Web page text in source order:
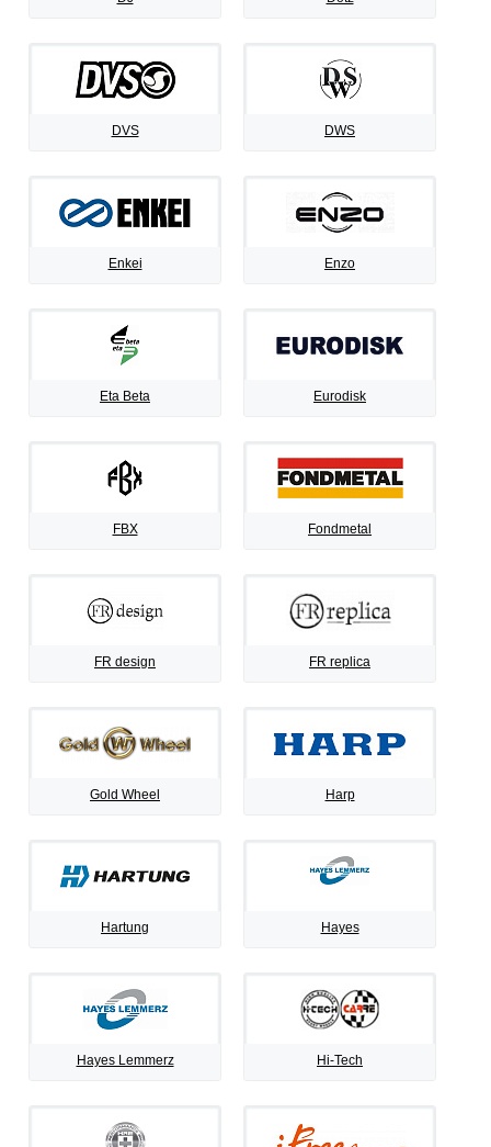
DVS DWS
Enkei Enzo
Eta Beta Eurodisk
FBX Fondmetal
FR design FR replica
Gold Wheel Harp
Hartung Hayes
Hayes Lemmerz Hi-Tech